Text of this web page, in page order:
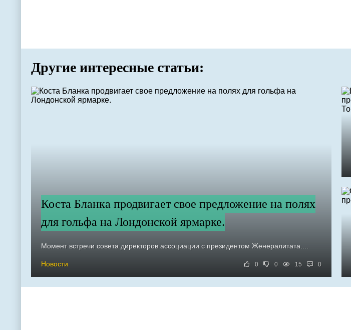
Другие интересные статьи:
Коста Бланка продвигает свое предложение на полях
для гольфа на Лондонской ярмарке.
Момент встречи совета директоров ассоциации с президентом Женералитата....
Новости 0 0 15 0